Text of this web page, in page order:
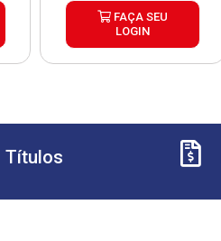
FAÇA SEU
LOGIN
Títulos